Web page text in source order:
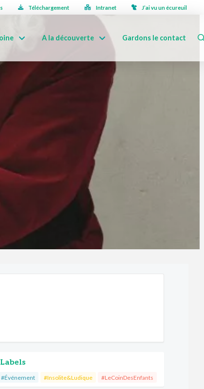
Téléchargement Intranet J’ai vu un écureuil
A la découverte Gardons le contact
Labels
#Événement #Insolite&Ludique #LeCoinDesEnfants